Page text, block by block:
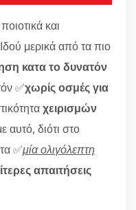
και
μερικά από τα πιο
κατα το δυνατόν
✅χωρίς οσμές για
χειρισμών
αυτό, διότι στο
✅μία ολιγόλεπτη
απαιτήσεις